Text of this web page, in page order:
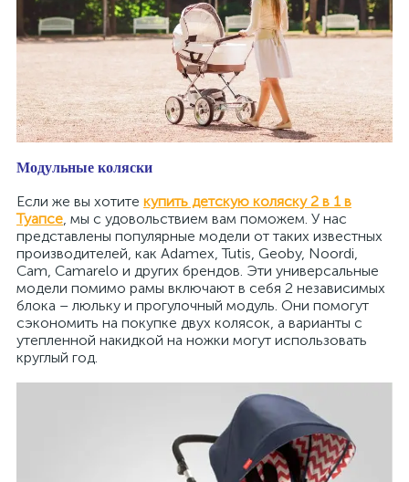
Модульные коляски
Если же вы хотите купить детскую коляску 2 в 1 в
Туапсе, мы с удовольствием вам поможем. У нас
представлены популярные модели от таких известных
производителей, как Adamex, Tutis, Geoby, Noordi,
Cam, Camarelo и других брендов. Эти универсальные
модели помимо рамы включают в себя 2 независимых
блока – люльку и прогулочный модуль. Они помогут
сэкономить на покупке двух колясок, а варианты с
утепленной накидкой на ножки могут использовать
круглый год.